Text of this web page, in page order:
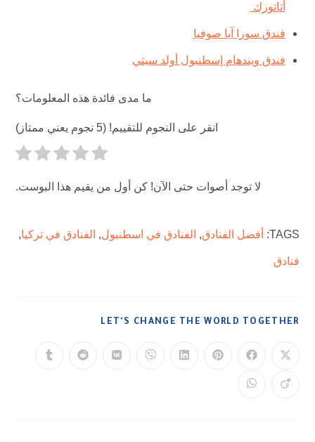
أتاتورك
فندق سورا آيا صوفيا
فندق ويندهام إسطنبول أولد سيتي
ما مدى فائدة هذه المعلومات؟
انقر على النجوم للتقييم! (5 نجوم يعني ممتاز)
لا توجد أصوات حتى الآن! كن أول من يقيم هذا البوست.
TAGS
: أفضل الفنادق, الفنادق في اسطنبول, الفنادق في تركيا,
فنادق
LET'S CHANGE THE WORLD TOGETHER